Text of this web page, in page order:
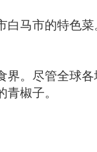
白马市的特色
界。尽管全球
椒子。